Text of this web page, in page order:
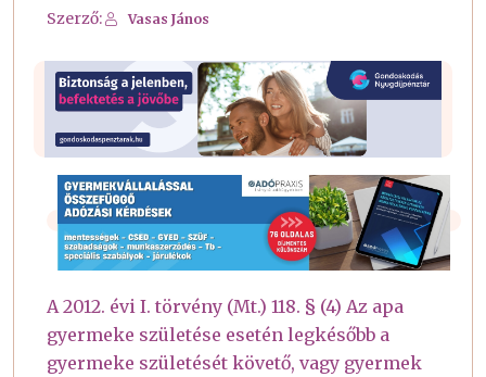
Szerző: Vasas János
A 2012. évi I. törvény (Mt.) 118. § (4) Az apa
gyermeke születése esetén legkésőbb a
gyermeke születését követő, vagy gyermek